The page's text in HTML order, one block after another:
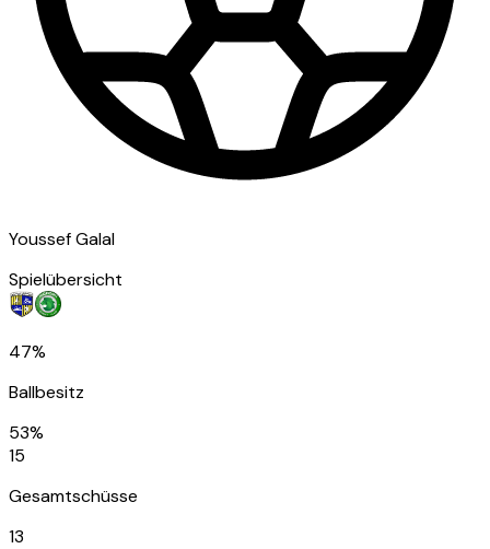
Youssef Galal
Spielübersicht
47%
Ballbesitz
53%
15
Gesamtschüsse
13